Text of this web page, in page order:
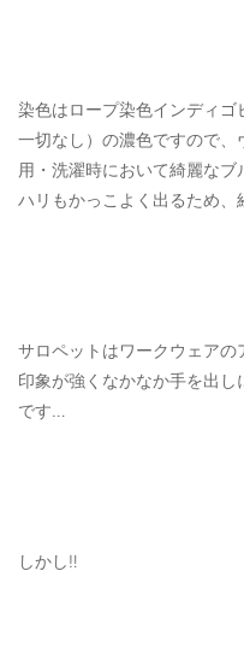
染色はロープ染色インディ
一切なし）の濃色ですので
用・洗濯時において綺麗な
ハリもかっこよく出るため、
サロペットはワークウェア
印象が強くなかなか手を出し
です…
しかし‼️